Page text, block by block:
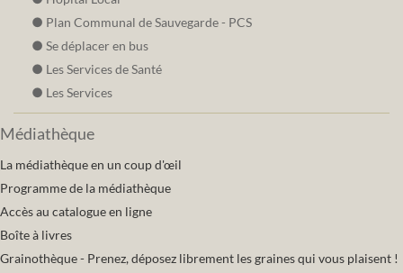
Plan Communal de Sauvegarde - PCS
Se déplacer en bus
Les Services de Santé
Les Services
Médiathèque
La médiathèque en un coup d'œil
Programme de la médiathèque
Accès au catalogue en ligne
Boîte à livres
Grainothèque - Prenez, déposez librement les graines qui vous plaisent !